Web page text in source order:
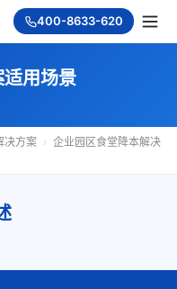
400-8633-620
用场景
决方案 › 企业园区食堂降本解决